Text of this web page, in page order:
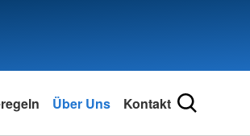
Über Uns Kontakt